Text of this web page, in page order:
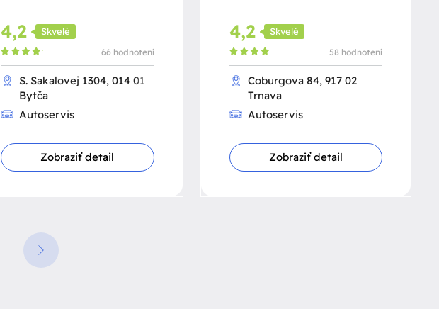
4,2 Skvelé
66 hodnotení
S. Sakalovej 1304, 014 01
Bytča
Autoservis
Zobraziť detail
4,2 Skvelé
58 hodnotení
Coburgova 84, 917 02
Trnava
Autoservis
Zobraziť detail